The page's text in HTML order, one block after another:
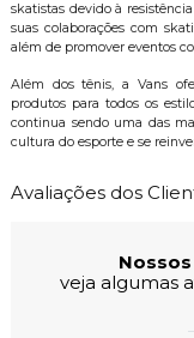
skatistas devido à
suas colaborações com
além de promover eventos
Além dos tênis, a Vans
produtos para todos os
continua sendo uma das
cultura do esporte e se
Avaliações dos
veja algumas